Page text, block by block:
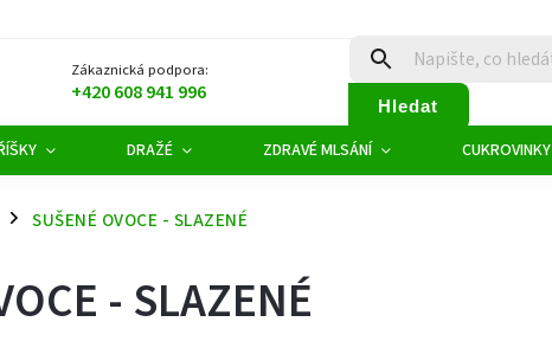
Zákaznická podpora:
+420 608 941 996 Hledat
DRAŽÉ ZDRAVÉ MLSÁNÍ CUKROVINKY
/ SUŠENÉ OVOCE - SLAZENÉ
- SLAZENÉ